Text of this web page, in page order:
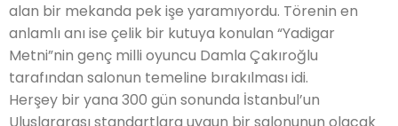
alan bir mekanda pek işe yaramıyordu. Törenin en
anlamlı anı ise çelik bir kutuya konulan “Yadigar
Metni”nin genç milli oyuncu Damla Çakıroğlu
tarafından salonun temeline bırakılması idi.
Herşey bir yana 300 gün sonunda İstanbul’un